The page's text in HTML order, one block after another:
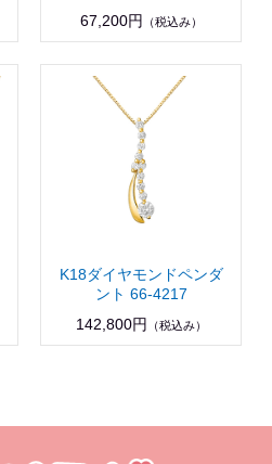
67,200円 （税込み）
K18ダイヤモンドペンダ
ント 66-4217
142,800円
（税込み）